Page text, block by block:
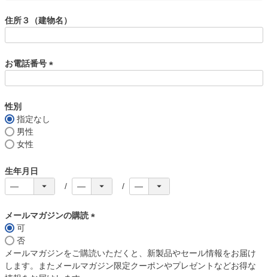
須
)
住所３（建物名）
お電話番号
性別
指定なし
男性
女性
生年月日
メールマガジンの購読
須
)
可
否
メールマガジンをご購読いただくと、新製品やセール情報をお届け
します。またメールマガジン限定クーポンやプレゼントなどお得な